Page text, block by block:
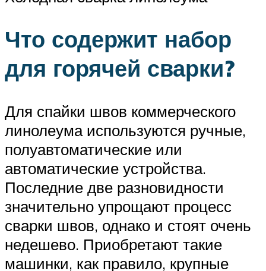
Что содержит набор
для горячей сварки?
Для спайки швов коммерческого
линолеума используются ручные,
полуавтоматические или
автоматические устройства.
Последние две разновидности
значительно упрощают процесс
сварки швов, однако и стоят очень
недешево. Приобретают такие
машинки, как правило, крупные